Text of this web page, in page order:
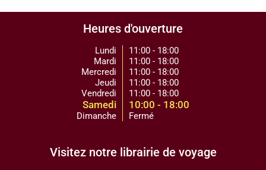
Heures d'ouverture
Lundi
Mardi
Mercredi
Jeudi
Vendredi
Samedi
Dimanche
11:00 - 18:00
11:00 - 18:00
11:00 - 18:00
11:00 - 18:00
11:00 - 18:00
10:00 - 18:00
Fermé
Visitez notre librairie de voyage